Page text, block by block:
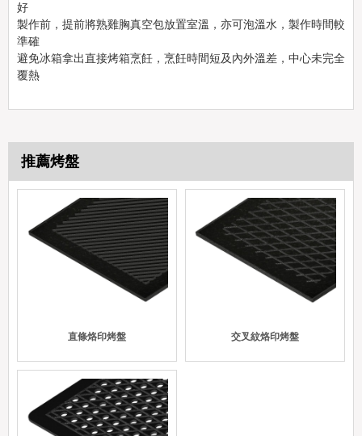
好
製作前，提前將熟雞胸真空包放置室溫，亦可泡溫水，製作時間較
準確
避免冰箱拿出直接烤箱烹飪，烹飪時間短及內外溫差，中心未完全
覆熱
推薦烤盤
直條烙印烤盤 交叉紋烙印烤盤